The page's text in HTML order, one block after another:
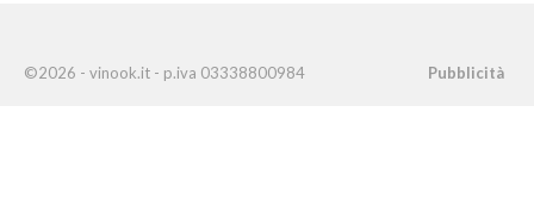
©2026 - vinook.it - p.iva 03338800984 Pubblicità